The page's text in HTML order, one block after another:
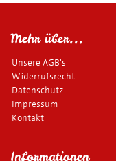
Mehr über...
Unsere AGB's
Widerrufsrecht
Datenschutz
Impressum
Kontakt
Informationen